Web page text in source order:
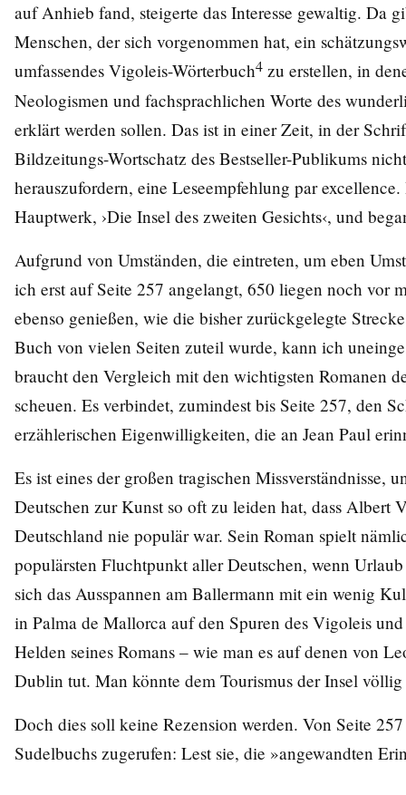
auf Anhieb fand, steigerte das Interesse gewaltig. Da
Menschen, der sich vorgenommen hat, ein
umfassendes Vigoleis-Wörterbuch4 zu erstellen, in
Neologismen und fachsprachlichen Worte des
erklärt werden sollen. Das ist in einer Zeit, in der
Bildzeitungs-Wortschatz des Bestseller-Publikums
herauszufordern, eine Leseempfehlung par
Hauptwerk, ›Die Insel des zweiten Gesichts‹, und
Aufgrund von Umständen, die eintreten, um eben
ich erst auf Seite 257 angelangt, 650 liegen noch vor
ebenso genießen, wie die bisher zurückgelegte
Buch von vielen Seiten zuteil wurde, kann ich
braucht den Vergleich mit den wichtigsten Romanen
scheuen. Es verbindet, zumindest bis Seite 257, den
erzählerischen Eigenwilligkeiten, die an Jean Paul
Es ist eines der großen tragischen Missverständnisse,
Deutschen zur Kunst so oft zu leiden hat, dass Albert
Deutschland nie populär war. Sein Roman spielt
populärsten Fluchtpunkt aller Deutschen, wenn
sich das Ausspannen am Ballermann mit ein wenig
in Palma de Mallorca auf den Spuren des Vigoleis
Helden seines Romans – wie man es auf denen von
Dublin tut. Man könnte dem Tourismus der Insel
Doch dies soll keine Rezension werden. Von Seite
Sudelbuchs zugerufen: Lest sie, die »angewandten